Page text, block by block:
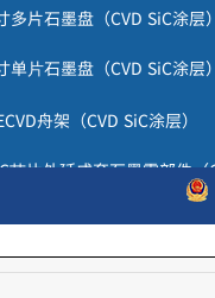
速 升高至2000°C 以上。涂
的烧 蚀过程就是在大气条件下
动慢，
多片石墨盘 （CVD SiC涂层
单片石墨盘 （CVD SiC涂层
舟架 （CVD SiC涂层）
芯片外延成套石墨零部件（
涂层石墨发热体
陶瓷刻蚀盘（CVD SiC涂层